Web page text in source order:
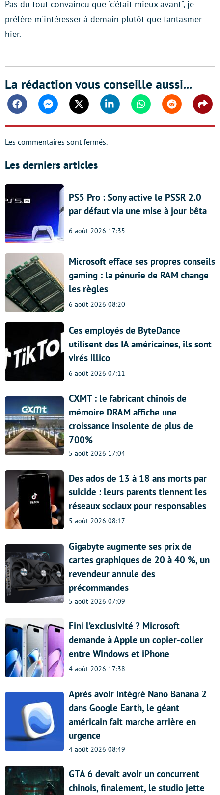
Pas du tout convaincu que "c'était mieux avant", je
préfère m'intéresser à demain plutôt que fantasmer
hier.
La rédaction vous conseille aussi...
FacebookMessengerTwitter Linkedin WhatsappReddit
Les commentaires sont fermés.
Les derniers articles
PS5 Pro : Sony active le PSSR 2.0
par défaut via une mise à jour bêta
6 août 2026 17:35
Microsoft efface ses propres conseils
gaming : la pénurie de RAM change
les règles
6 août 2026 08:20
Ces employés de ByteDance
utilisent des IA américaines, ils sont
virés illico
6 août 2026 07:11
CXMT : le fabricant chinois de
mémoire DRAM affiche une
croissance insolente de plus de
700%
5 août 2026 17:04
Des ados de 13 à 18 ans morts par
suicide : leurs parents tiennent les
réseaux sociaux pour responsables
5 août 2026 08:17
Gigabyte augmente ses prix de
cartes graphiques de 20 à 40 %, un
revendeur annule des
précommandes
5 août 2026 07:09
Fini l’exclusivité ? Microsoft
demande à Apple un copier-coller
entre Windows et iPhone
4 août 2026 17:38
Après avoir intégré Nano Banana 2
dans Google Earth, le géant
américain fait marche arrière en
urgence
4 août 2026 08:49
GTA 6 devait avoir un concurrent
chinois, finalement, le studio jette